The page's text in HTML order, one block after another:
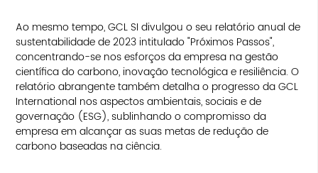
Ao mesmo tempo, GCL SI divulgou o seu relatório anual de
sustentabilidade de 2023 intitulado "Próximos Passos",
concentrando-se nos esforços da empresa na gestão
científica do carbono, inovação tecnológica e resiliência. O
relatório abrangente também detalha o progresso da GCL
International nos aspectos ambientais, sociais e de
governação (ESG), sublinhando o compromisso da
empresa em alcançar as suas metas de redução de
carbono baseadas na ciência.